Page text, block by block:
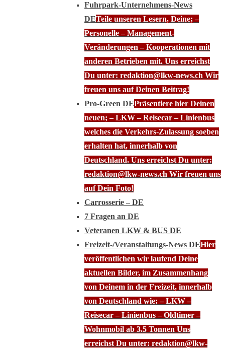
Fuhrpark-Unternehmens-News
DETeile unseren Lesern, Deine; –
Personelle – Management-
Veränderungen – Kooperationen mit
anderen Betrieben mit. Uns erreichst
Du unter: redaktion@lkw-news.ch Wir
freuen uns auf Deinen Beitrag!
Pro-Green DEPräsentiere hier Deinen
neuen; – LKW – Reisecar – Linienbus
welches die Verkehrs-Zulassung soeben
erhalten hat, innerhalb von
Deutschland. Uns erreichst Du unter:
redaktion@lkw-news.ch Wir freuen uns
auf Dein Foto!
Carrosserie – DE
7 Fragen an DE
Veteranen LKW & BUS DE
Freizeit-/Veranstaltungs-News DEHier
veröffentlichen wir laufend Deine
aktuellen Bilder, im Zusammenhang
von Deinem in der Freizeit, innerhalb
von Deutschland wie: – LKW –
Reisecar – Linienbus – Oldtimer –
Wohnmobil ab 3.5 Tonnen Uns
erreichst Du unter: redaktion@lkw-